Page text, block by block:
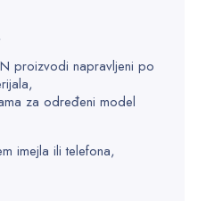
proizvodi napravljeni po
za određeni model
imejla ili telefona,